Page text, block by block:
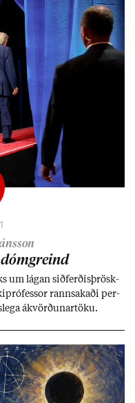
um lág­an sið­ferð­is­þrösk­
rann­sak­aði per­
ákvörð­un­ar­töku.